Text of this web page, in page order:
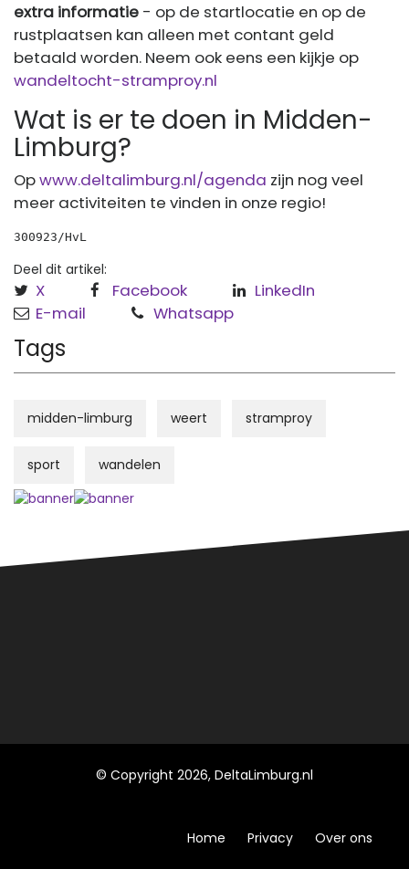
extra informatie - op de startlocatie en op de
rustplaatsen kan alleen met contant geld
betaald worden. Neem ook eens een kijkje op
wandeltocht-stramproy.nl
Wat is er te doen in Midden-
Limburg?
Opwww.deltalimburg.nl/agenda zijn nog veel
meer activiteiten te vinden in onze regio!
300923/HvL
Deel dit artikel:
X Facebook
LinkedIn
E-mail
Whatsapp
Tags
midden-limburg weert stramproy
sport wandelen
© Copyright 2026, DeltaLimburg.nl
Home Privacy Over ons